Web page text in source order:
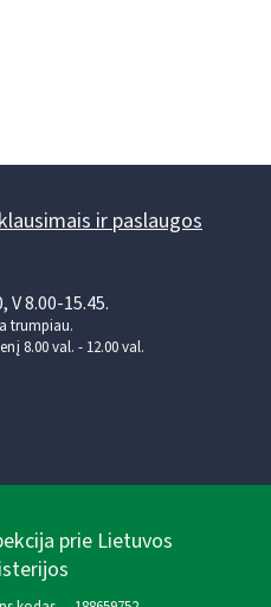
ir paslaugos
V 8.00-15.45.
trumpiau.
8.00 val. - 12.00 val.
prie Lietuvos